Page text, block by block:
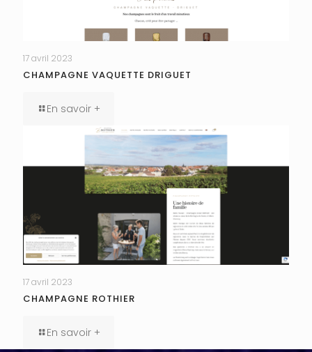
17 avril 2023
CHAMPAGNE VAQUETTE DRIGUET
En savoir +
17 avril 2023
CHAMPAGNE ROTHIER
En savoir +